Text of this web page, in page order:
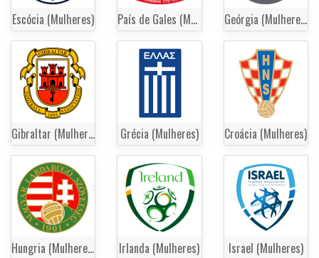
Escócia (Mulheres) País de Gales (Mulheres) Geórgia (Mulheres)
Gibraltar (Mulheres) Grécia (Mulheres) Croácia (Mulheres)
Hungria (Mulheres) Irlanda (Mulheres) Israel (Mulheres)